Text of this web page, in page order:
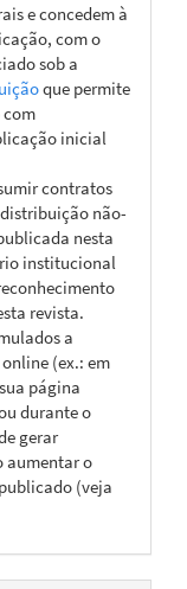
e concedem à
com o
sob a
que permite
inicial
contratos
não-
nesta
institucional
revista.
a
(ex.: em
página
durante o
gerar
aumentar o
(veja